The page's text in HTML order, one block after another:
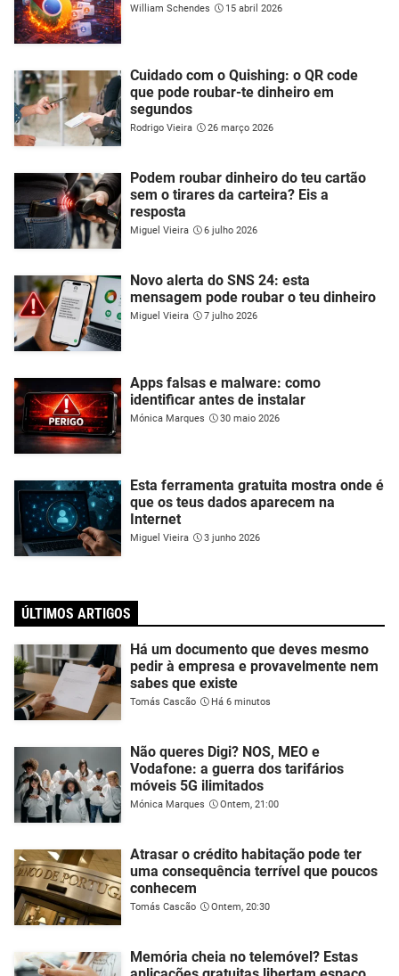
William Schendes 15 abril 2026
Cuidado com o Quishing: o QR code
que pode roubar-te dinheiro em
segundos
Rodrigo Vieira 26 março 2026
Podem roubar dinheiro do teu cartão
sem o tirares da carteira? Eis a
resposta
Miguel Vieira 6 julho 2026
Novo alerta do SNS 24: esta
mensagem pode roubar o teu dinheiro
Miguel Vieira 7 julho 2026
Apps falsas e malware: como
identificar antes de instalar
Mónica Marques 30 maio 2026
Esta ferramenta gratuita mostra onde é
que os teus dados aparecem na
Internet
Miguel Vieira 3 junho 2026
ÚLTIMOS ARTIGOS
Há um documento que deves mesmo
pedir à empresa e provavelmente nem
sabes que existe
Tomás Cascão Há 6 minutos
Não queres Digi? NOS, MEO e
Vodafone: a guerra dos tarifários
móveis 5G ilimitados
Mónica Marques Ontem, 21:00
Atrasar o crédito habitação pode ter
uma consequência terrível que poucos
conhecem
Tomás Cascão Ontem, 20:30
Memória cheia no telemóvel? Estas